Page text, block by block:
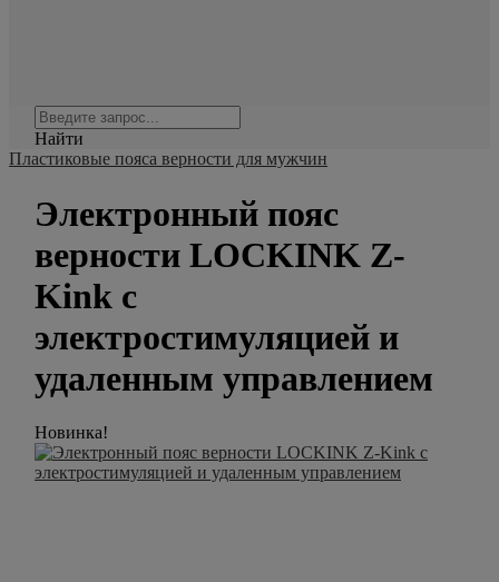
Найти
Пластиковые пояса верности для мужчин
Электронный пояс
верности LOCKINK Z-
Kink с
электростимуляцией и
удаленным управлением
Новинка!